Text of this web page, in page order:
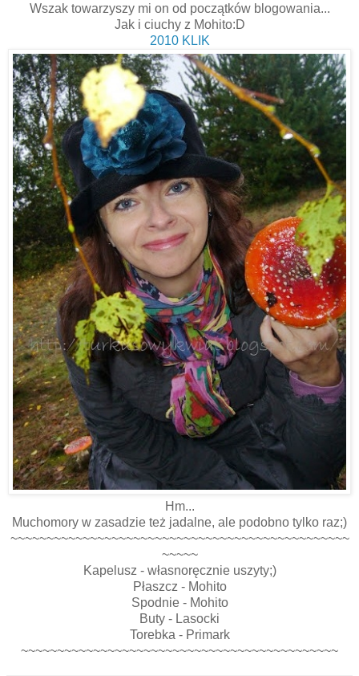
Wszak towarzyszy mi on od początków blogowania...
Jak i ciuchy z Mohito:D
2010 KLIK
Hm...
Muchomory w zasadzie też jadalne, ale podobno tylko raz;)
~~~~~~~~~~~~~~~~~~~~~~~~~~~~~~~~~~~~~~~~~~~~~~~
~~~~~
Kapelusz - własnoręcznie uszyty;)
Płaszcz - Mohito
Spodnie - Mohito
Buty - Lasocki
Torebka - Primark
~~~~~~~~~~~~~~~~~~~~~~~~~~~~~~~~~~~~~~~~~~~~